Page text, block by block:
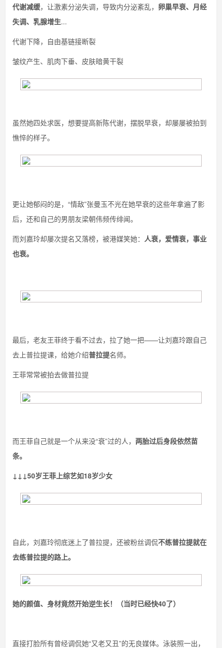
代谢减缓，让激素分泌失调，导致内分泌紊乱， 卵巢早衰、月经
失调、乳腺增生...
代谢下降，自由基链接断裂
皱纹产生、肌肉下垂、皮肤暗黄干裂
虽然她四处求医，想要提高新陈代谢，摆脱早衰，却屡屡被拍到
憔悴的样子。
更让她郁闷的是，“情敌”张曼玉不光在她早衰的这些年拿遍了影
后，还和自己的男朋友梁朝伟频传绯闻。
而刘嘉玲却屡次提名又落榜，被港媒笑她： 人衰，爱情衰， 事业
也衰。
最后，老友王菲终于看不过去，拉了她一把——让刘嘉玲跟自己
去上普拉提课，给她介绍普拉提名师。
王菲常常被拍去做普拉提
而王菲自己就是一个从来没“衰”过的人， 两胎过后身段依然苗
条。
↓↓↓50岁王菲上综艺如18岁少女
自此，刘嘉玲彻底迷上了普拉提，还被粉丝调侃不练普拉提就在
去练普拉提的路上。
她的颜值、身材竟然开始逆生长！（当时已经快40了）
直接打脸所有曾经调侃她“又老又丑”的无良媒体。泳装照一出，